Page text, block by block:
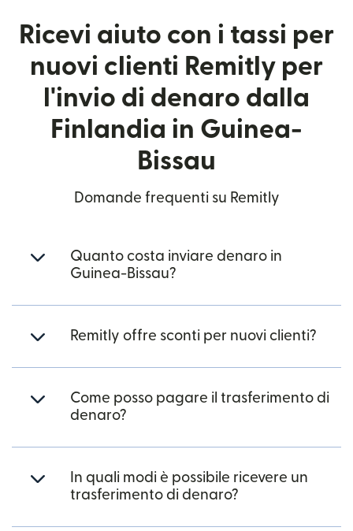
Ricevi aiuto con i tassi per
nuovi clienti Remitly per
l'invio di denaro dalla
Finlandia in Guinea-
Bissau
Domande frequenti su Remitly
Quanto costa inviare denaro in
Guinea-Bissau?
Remitly offre sconti per nuovi clienti?
Come posso pagare il trasferimento di
denaro?
In quali modi è possibile ricevere un
trasferimento di denaro?